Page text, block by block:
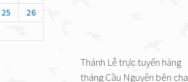
Thánh Lễ trực tuyến hàng
tháng Cầu Nguyện bên cha
25
26